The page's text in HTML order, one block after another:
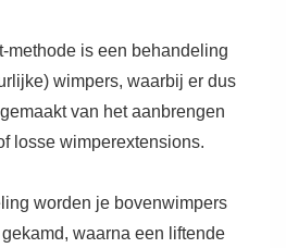
methode is een behandeling
wimpers, waarbij er dus
van het aanbrengen
losse wimperextensions.
worden je bovenwimpers
waarna een liftende